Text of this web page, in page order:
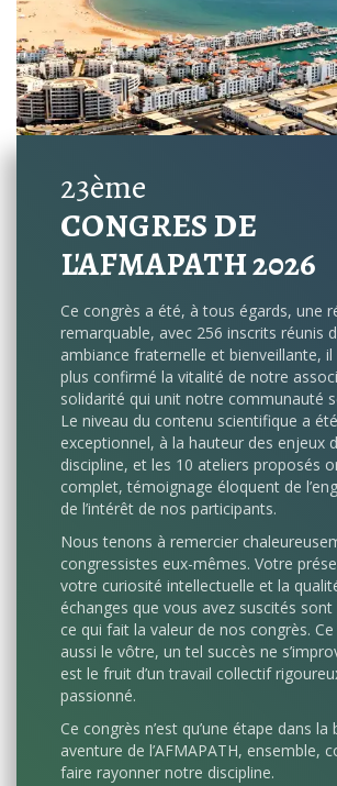
23ème
CONGRES DE
L'AFMAPATH 2026
Ce congrès a été, à tous égards, une
remarquable, avec 256 inscrits réunis
ambiance fraternelle et bienveillante,
plus confirmé la vitalité de notre
solidarité qui unit notre communauté
Le niveau du contenu scientifique a été
exceptionnel, à la hauteur des enjeux
discipline, et les 10 ateliers proposés
complet, témoignage éloquent de
de l’intérêt de nos participants.
Nous tenons à remercier
congressistes eux-mêmes. Votre
votre curiosité intellectuelle et la
échanges que vous avez suscités
ce qui fait la valeur de nos congrès.
aussi le vôtre, un tel succès ne
est le fruit d’un travail collectif
passionné.
Ce congrès n’est qu’une étape dans la
aventure de l’AFMAPATH, ensemble,
faire rayonner notre discipline.